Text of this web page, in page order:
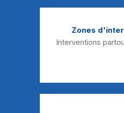
Zones
Interventions